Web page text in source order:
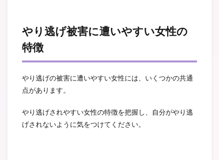
やり逃げ被害に遭いやすい女性の
特徴
やり逃げの被害に遭いやすい女性には、いくつかの共通
点があります。
やり逃げされやすい女性の特徴を把握し、自分がやり逃
げされないように気をつけてください。